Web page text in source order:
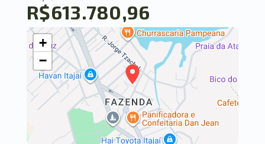
R$613.780,96
+
−